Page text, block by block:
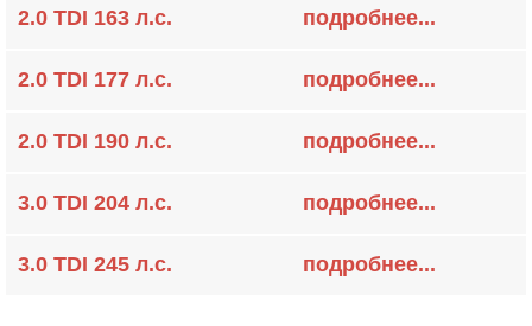
2.0 TDI 163 л.с. подробнее...
2.0 TDI 177 л.с. подробнее...
2.0 TDI 190 л.с. подробнее...
3.0 TDI 204 л.с. подробнее...
3.0 TDI 245 л.с. подробнее...